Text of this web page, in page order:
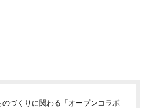
づくりに関わる「オープンコラボ